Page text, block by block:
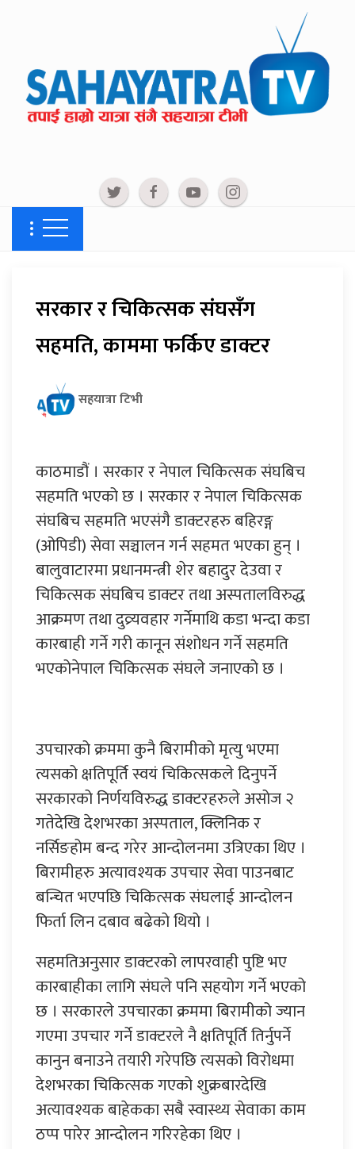
सरकार र चिकित्सक संघसँग
सहमति, काममा फर्किए डाक्टर
सहयात्रा टिभी
काठमाडौं । सरकार र नेपाल चिकित्सक संघबिच
सहमति भएको छ । सरकार र नेपाल चिकित्सक
संघबिच सहमति भएसंगै डाक्टरहरु बहिरङ्ग
(ओपिडी) सेवा सञ्चालन गर्न सहमत भएका हुन् ।
बालुवाटारमा प्रधानमन्त्री शेर बहादुर देउवा र
चिकित्सक संघबिच डाक्टर तथा अस्पतालविरुद्ध
आक्रमण तथा दुव्र्यवहार गर्नेमाथि कडा भन्दा कडा
कारबाही गर्ने गरी कानून संशोधन गर्ने सहमति
भएकोनेपाल चिकित्सक संघले जनाएको छ ।
उपचारको क्रममा कुनै बिरामीको मृत्यु भएमा
त्यसको क्षतिपूर्ति स्वयं चिकित्सकले दिनुपर्ने
सरकारको निर्णयविरुद्ध डाक्टरहरुले असोज २
गतेदेखि देशभरका अस्पताल, क्लिनिक र
नर्सिङहोम बन्द गरेर आन्दोलनमा उत्रिएका थिए ।
बिरामीहरु अत्यावश्यक उपचार सेवा पाउनबाट
बन्चित भएपछि चिकित्सक संघलाई आन्दोलन
फिर्ता लिन दबाव बढेको थियो ।
सहमतिअनुसार डाक्टरको लापरवाही पुष्टि भए
कारबाहीका लागि संघले पनि सहयोग गर्ने भएको
छ । सरकारले उपचारका क्रममा बिरामीको ज्यान
गएमा उपचार गर्ने डाक्टरले नै क्षतिपूर्ति तिर्नुपर्ने
कानुन बनाउने तयारी गरेपछि त्यसको विरोधमा
देशभरका चिकित्सक गएको शुक्रबारदेखि
अत्यावश्यक बाहेकका सबै स्वास्थ्य सेवाका काम
ठप्प पारेर आन्दोलन गरिरहेका थिए ।